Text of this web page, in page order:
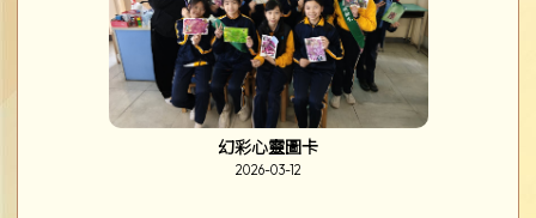
「邊學、邊畫」海洋公園繪畫比賽
2026-03-17